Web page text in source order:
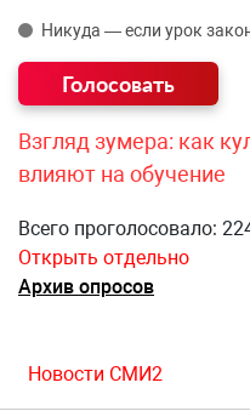
Никуда — если урок
Взгляд зумера: как
влияют на обучение
Всего проголосовало:
Открыть отдельно
Архив опросов
Новости СМИ2